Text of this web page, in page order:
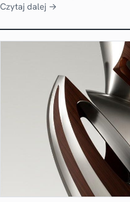
Czytaj dalej →